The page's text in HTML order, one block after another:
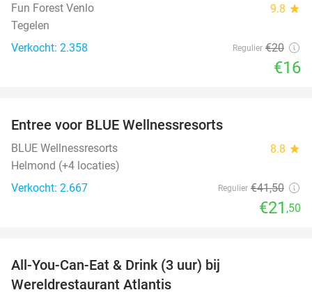
Fun Forest Venlo 9.8 star
Tegelen
Verkocht: 2.358
Regulier €20
€16
Entree voor BLUE Wellnessresorts
BLUE Wellnessresorts 8.8 star
Helmond (+4 locaties)
Verkocht: 2.667
Regulier €41,50
€21 ,50
All-You-Can-Eat & Drink (3 uur) bij
Wereldrestaurant Atlantis